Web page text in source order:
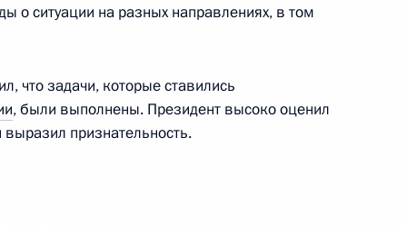
корпуса реактора
о ситуации на разных направлениях, в том
что задачи, которые ставились
, были выполнены. Президент высоко оценил
выразил признательность.